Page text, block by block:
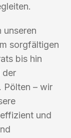
unseren
sorgfältigen
bis hin
der
Pölten – wir
und